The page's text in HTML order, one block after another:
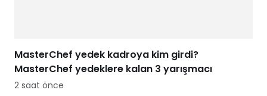
MasterChef yedek kadroya kim girdi?
MasterChef yedeklere kalan 3 yarışmacı
2 saat önce